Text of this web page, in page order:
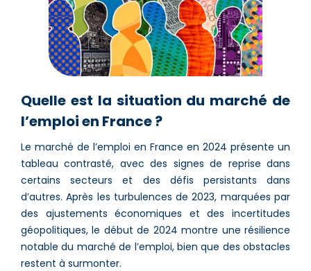
Quelle est la situation du marché de
l’emploi en France ?
Le marché de l’emploi en France en 2024 présente un
tableau contrasté, avec des signes de reprise dans
certains secteurs et des défis persistants dans
d’autres. Après les turbulences de 2023, marquées par
des ajustements économiques et des incertitudes
géopolitiques, le début de 2024 montre une résilience
notable du marché de l’emploi, bien que des obstacles
restent à surmonter.